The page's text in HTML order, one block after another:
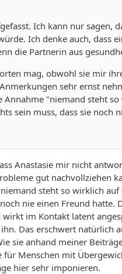
Ich kann nur sagen,
Ich denke auch, dass
die Partnerin aus
mag, obwohl sie mir
sehr ernst
"niemand steht
sein muss, dass sie noch
Anastasie mir nicht
gut nachvollziehen
steht so wirklich
nie einen Freund hatte.
im Kontakt latent
Das erschwert natürlich
sie anhand meiner
Menschen mit
hier sehr imponieren.